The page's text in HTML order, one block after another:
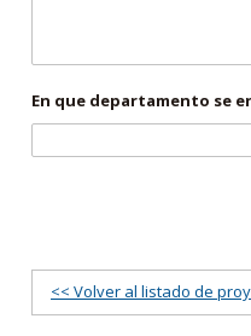
En que departamento se
<< Volver al listado de